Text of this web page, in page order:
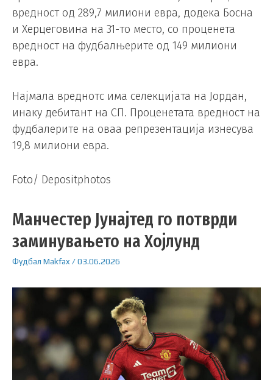
вредност од 289,7 милиони евра, додека Босна
и Херцеговина на 31-то место, со проценета
вредност на фудбалњерите од 149 милиони
евра.
Најмала вреднотс има селекцијата на Јордан,
инаку дебитант на СП. Проценетата вредност на
фудбалерите на оваа репрезентација изнесува
19,8 милиони евра.
Foto/ Depositphotos
Манчестер Јунајтед го потврди
заминувањето на Хојлунд
Фудбал Makfax /03.06.2026